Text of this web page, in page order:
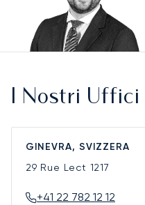
I Nostri Uffici
GINEVRA, SVIZZERA
29 Rue Lect 1217
+41 22 782 12 12